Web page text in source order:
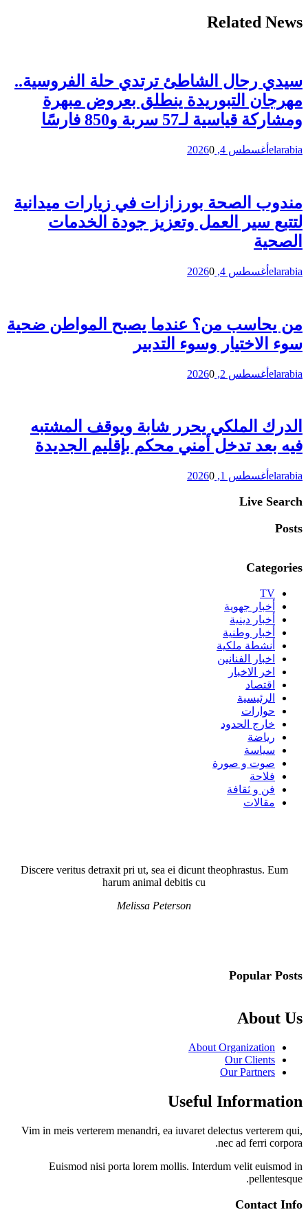
Related News
سيدي رحال الشاطئ ترتدي حلة الفروسية..
مهرجان التبوريدة ينطلق بعروض مبهرة
ومشاركة قياسية لـ57 سربة و850 فارسًا
elarabia أغسطس 4, 2026 0
مندوب الصحة بورزازات في زيارات ميدانية
لتتبع سير العمل وتعزيز جودة الخدمات
الصحية
elarabia أغسطس 4, 2026 0
من يحاسب من؟ عندما يصبح المواطن ضحية
سوء الاختيار وسوء التدبير
elarabia أغسطس 2, 2026 0
الدرك الملكي يحرر شابة ويوقف المشتبه
فيه بعد تدخل أمني محكم بإقليم الجديدة
elarabia أغسطس 1, 2026 0
Live Search
Posts
Categories
TV
أخبار جهوية
أخبار دينية
أخبار وطنية
أنشطة ملكية
اخبار الفنانين
اخر الاخبار
اقتصاد
الرئيسية
حوارات
خارج الحدود
رياضة
سياسة
صوت و صورة
فلاحة
فن و ثقافة
مقالات
Discere veritus detraxit pri ut, sea ei dicunt theophrastus. Eum
harum animal debitis cu
Melissa Peterson
Popular Posts
About Us
About Organization
Our Clients
Our Partners
Useful Information
Vim in meis verterem menandri, ea iuvaret delectus verterem qui,
nec ad ferri corpora.
Euismod nisi porta lorem mollis. Interdum velit euismod in
pellentesque.
Contact Info